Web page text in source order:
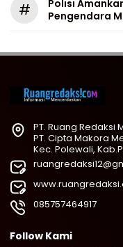
#
Polisi
Pengendara
PT. Ruang
PT. Cipta Makora
Kec. Polewali,
085757464917
Follow Kami